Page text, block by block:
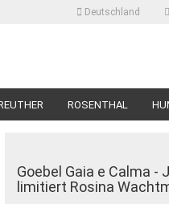
Deutschland
ROSENTHAL
Goebel Gaia e Calma -
limitiert Rosina